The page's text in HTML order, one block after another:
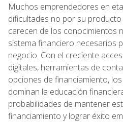
Muchos emprendedores en
dificultades no por su
carecen de los conocimientos
sistema financiero necesarios
negocio. Con el creciente
digitales, herramientas de
opciones de financiamiento,
dominan la educación
probabilidades de mantener
financiamiento y lograr éxito